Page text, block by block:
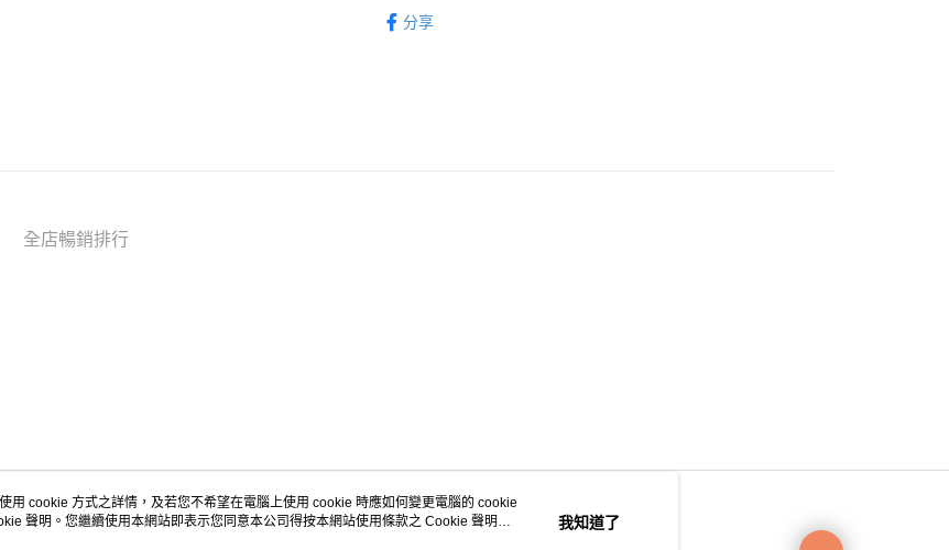
每筆HK$100.00，滿HK$500.00或以上免運費
分享
全店暢銷排行
於我們 客戶服務
用 cookie 方式之詳情，及若您不希望在電腦上使用 cookie 時應如何變更電腦的 cookie
聲明。您繼續使用本網站即表示您同意本公司得按本網站使用條款之 Cookie 聲明使
我知道了